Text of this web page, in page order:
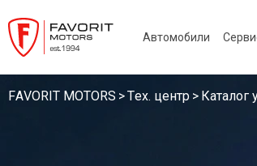
Автомобили
FAVORIT MOTORS Тех. центр Каталог